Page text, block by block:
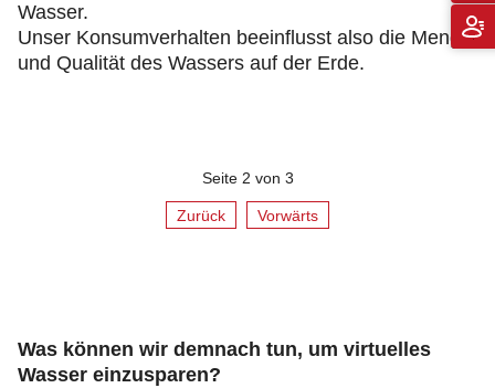
Wasser.
Unser Konsumverhalten beeinflusst also die Menge
und Qualität des Wassers auf der Erde.
Seite 2 von 3
Zurück Vorwärts
Was können wir demnach tun, um virtuelles
Wasser einzusparen?